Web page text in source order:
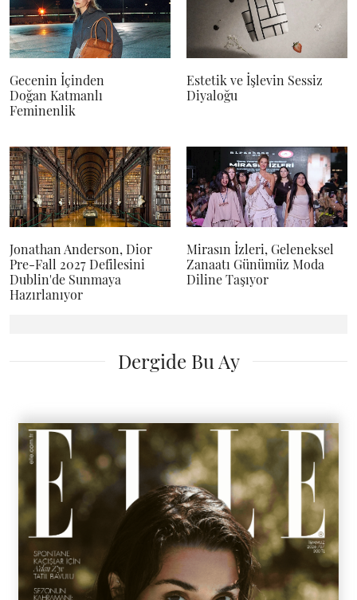
Gecenin İçinden
Doğan Katmanlı
Feminenlik
Estetik ve İşlevin Sessiz
Diyaloğu
Jonathan Anderson, Dior
Pre-Fall 2027 Defilesini
Dublin'de Sunmaya
Hazırlanıyor
Mirasın İzleri, Geleneksel
Zanaatı Günümüz Moda
Diline Taşıyor
Dergide Bu Ay